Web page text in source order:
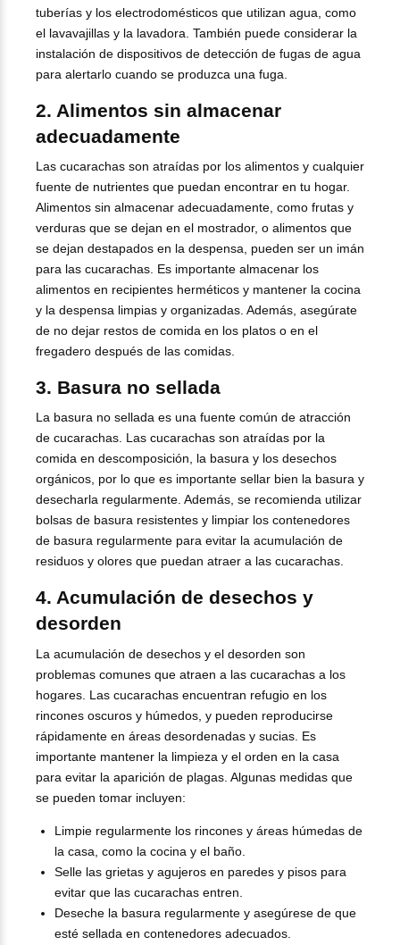
tuberías y los electrodomésticos que utilizan agua, como
el lavavajillas y la lavadora. También puede considerar la
instalación de dispositivos de detección de fugas de agua
para alertarlo cuando se produzca una fuga.
2. Alimentos sin almacenar
adecuadamente
Las cucarachas son atraídas por los alimentos y cualquier
fuente de nutrientes que puedan encontrar en tu hogar.
Alimentos sin almacenar adecuadamente, como frutas y
verduras que se dejan en el mostrador, o alimentos que
se dejan destapados en la despensa, pueden ser un imán
para las cucarachas. Es importante almacenar los
alimentos en recipientes herméticos y mantener la cocina
y la despensa limpias y organizadas. Además, asegúrate
de no dejar restos de comida en los platos o en el
fregadero después de las comidas.
3. Basura no sellada
La basura no sellada es una fuente común de atracción
de cucarachas. Las cucarachas son atraídas por la
comida en descomposición, la basura y los desechos
orgánicos, por lo que es importante sellar bien la basura y
desecharla regularmente. Además, se recomienda utilizar
bolsas de basura resistentes y limpiar los contenedores
de basura regularmente para evitar la acumulación de
residuos y olores que puedan atraer a las cucarachas.
4. Acumulación de desechos y
desorden
La acumulación de desechos y el desorden son
problemas comunes que atraen a las cucarachas a los
hogares. Las cucarachas encuentran refugio en los
rincones oscuros y húmedos, y pueden reproducirse
rápidamente en áreas desordenadas y sucias. Es
importante mantener la limpieza y el orden en la casa
para evitar la aparición de plagas. Algunas medidas que
se pueden tomar incluyen:
Limpie regularmente los rincones y áreas húmedas de
la casa, como la cocina y el baño.
Selle las grietas y agujeros en paredes y pisos para
evitar que las cucarachas entren.
Deseche la basura regularmente y asegúrese de que
esté sellada en contenedores adecuados.